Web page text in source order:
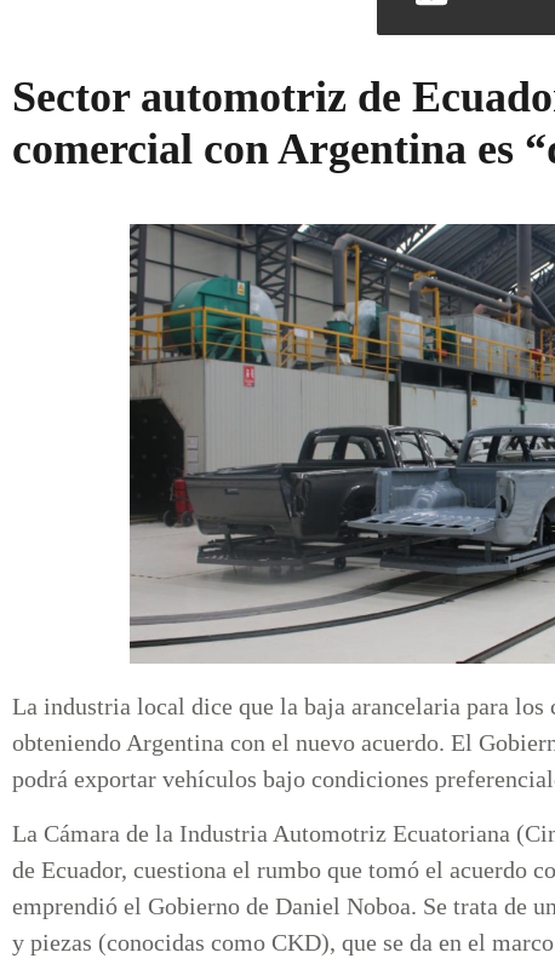
Sector automotriz de
comercial con Argentina es
La industria local dice que la baja arancelaria para los
obteniendo Argentina con el nuevo acuerdo. El
podrá exportar vehículos bajo condiciones
La Cámara de la Industria Automotriz Ecuatoriana
de Ecuador, cuestiona el rumbo que tomó el acuerdo
emprendió el Gobierno de Daniel Noboa. Se trata de
y piezas (conocidas como CKD), que se da en el